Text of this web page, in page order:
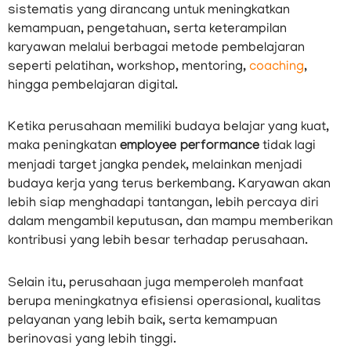
sistematis yang dirancang untuk meningkatkan
kemampuan, pengetahuan, serta keterampilan
karyawan melalui berbagai metode pembelajaran
seperti pelatihan, workshop, mentoring, coaching,
hingga pembelajaran digital.
Ketika perusahaan memiliki budaya belajar yang kuat,
maka peningkatan employee performance tidak lagi
menjadi target jangka pendek, melainkan menjadi
budaya kerja yang terus berkembang. Karyawan akan
lebih siap menghadapi tantangan, lebih percaya diri
dalam mengambil keputusan, dan mampu memberikan
kontribusi yang lebih besar terhadap perusahaan.
Selain itu, perusahaan juga memperoleh manfaat
berupa meningkatnya efisiensi operasional, kualitas
pelayanan yang lebih baik, serta kemampuan
berinovasi yang lebih tinggi.